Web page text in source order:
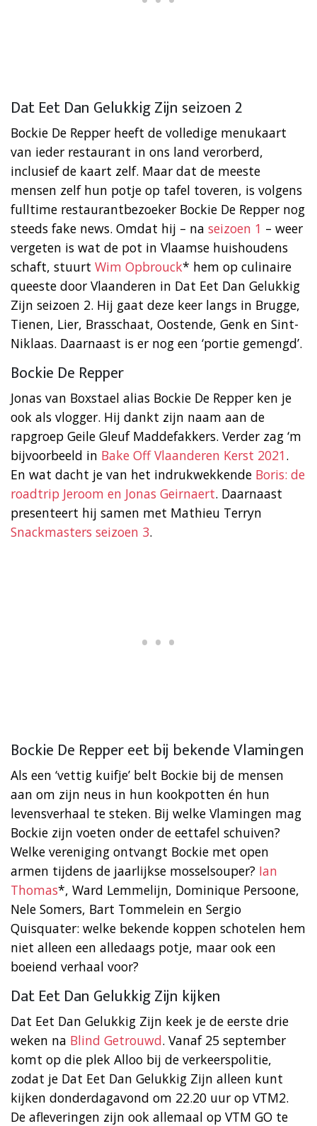
Dat Eet Dan Gelukkig Zijn seizoen 2
Bockie De Repper heeft de volledige menukaart
van ieder restaurant in ons land verorberd,
inclusief de kaart zelf. Maar dat de meeste
mensen zelf hun potje op tafel toveren, is volgens
fulltime restaurantbezoeker Bockie De Repper nog
steeds fake news. Omdat hij – na seizoen 1 – weer
vergeten is wat de pot in Vlaamse huishoudens
schaft, stuurt Wim Opbrouck* hem op culinaire
queeste door Vlaanderen in Dat Eet Dan Gelukkig
Zijn seizoen 2. Hij gaat deze keer langs in Brugge,
Tienen, Lier, Brasschaat, Oostende, Genk en Sint-
Niklaas. Daarnaast is er nog een ‘portie gemengd’.
Bockie De Repper
Jonas van Boxstael alias Bockie De Repper ken je
ook als vlogger. Hij dankt zijn naam aan de
rapgroep Geile Gleuf Maddefakkers. Verder zag ‘m
bijvoorbeeld in Bake Off Vlaanderen Kerst 2021.
En wat dacht je van het indrukwekkende Boris: de
roadtrip Jeroom en Jonas Geirnaert. Daarnaast
presenteert hij samen met Mathieu Terryn
Snackmasters seizoen 3.
Bockie De Repper eet bij bekende Vlamingen
Als een ‘vettig kuifje’ belt Bockie bij de mensen
aan om zijn neus in hun kookpotten én hun
levensverhaal te steken. Bij welke Vlamingen mag
Bockie zijn voeten onder de eettafel schuiven?
Welke vereniging ontvangt Bockie met open
armen tijdens de jaarlijkse mosselsouper? Ian
Thomas*, Ward Lemmelijn, Dominique Persoone,
Nele Somers, Bart Tommelein en Sergio
Quisquater: welke bekende koppen schotelen hem
niet alleen een alledaags potje, maar ook een
boeiend verhaal voor?
Dat Eet Dan Gelukkig Zijn kijken
Dat Eet Dan Gelukkig Zijn keek je de eerste drie
weken na Blind Getrouwd. Vanaf 25 september
komt op die plek Alloo bij de verkeerspolitie,
zodat je Dat Eet Dan Gelukkig Zijn alleen kunt
kijken donderdagavond om 22.20 uur op VTM2.
De afleveringen zijn ook allemaal op VTM GO te